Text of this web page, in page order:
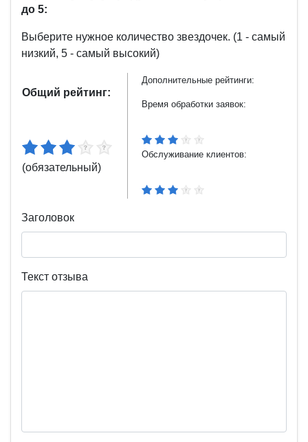
до 5:
Выберите нужное количество звездочек. (1 - самый
низкий, 5 - самый высокий)
Общий рейтинг:
(обязательный)
Дополнительные рейтинги:
Время обработки заявок:
Обслуживание клиентов:
Заголовок
Текст отзыва